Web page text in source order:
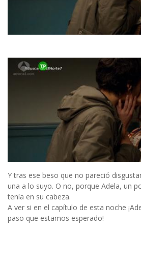
Y tras ese beso que no pareció
una a lo suyo. O no, porque Adela, un
tenía en su cabeza.
A ver si en el capítulo de esta noche
paso que estamos esperado!